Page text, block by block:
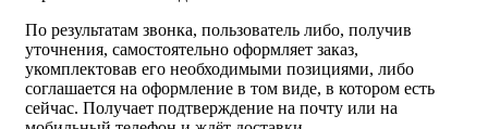
По результатам звонка, пользователь либо, получив
уточнения, самостоятельно оформляет заказ,
укомплектовав его необходимыми позициями, либо
соглашается на оформление в том виде, в котором есть
сейчас. Получает подтверждение на почту или на